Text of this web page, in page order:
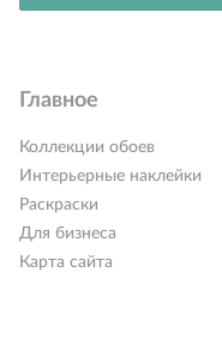
Главное
Коллекции обоев
Интерьерные наклейки
Раскраски
Для бизнеса
Карта сайта